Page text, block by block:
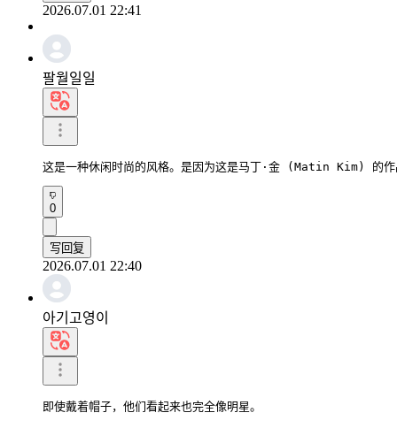
2026.07.01 22:41
팔월일일
这是一种休闲时尚的风格。是因为这是马丁·金 (Matin Kim) 的作
0
写回复
2026.07.01 22:40
아기고영이
即使戴着帽子，他们看起来也完全像明星。